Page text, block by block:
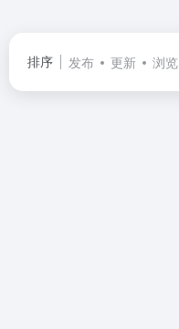
排序 发布 更新 浏览